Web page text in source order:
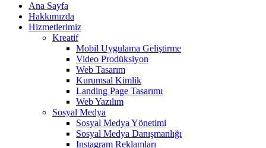
Ana Sayfa
Hakkımızda
Hizmetlerimiz
Kreatif
Mobil Uygulama Geliştirme
Video Prodüksiyon
Web Tasarım
Kurumsal Kimlik
Landing Page Tasarımı
Web Yazılım
Sosyal Medya
Sosyal Medya Yönetimi
Sosyal Medya Danışmanlığı
Instagram Reklamları